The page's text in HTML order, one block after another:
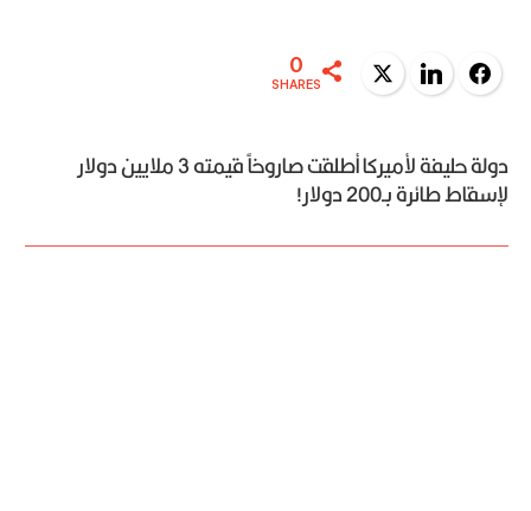
Facebook
LinkedIn
Twitter
0
SHARES
دولة حليفة لأميركا أطلقت صاروخاً قيمته 3 ملايين دولار
لإسقاط طائرة بـ200 دولار!